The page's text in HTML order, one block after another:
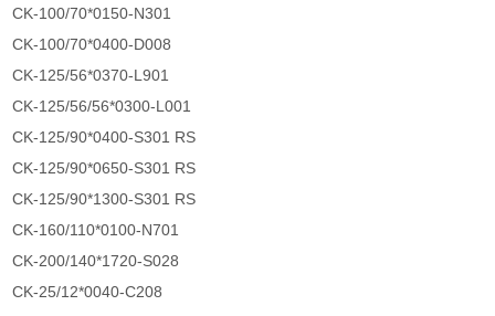
CK-100/70*0150-N301
CK-100/70*0400-D008
CK-125/56*0370-L901
CK-125/56/56*0300-L001
CK-125/90*0400-S301 RS
CK-125/90*0650-S301 RS
CK-125/90*1300-S301 RS
CK-160/110*0100-N701
CK-200/140*1720-S028
CK-25/12*0040-C208